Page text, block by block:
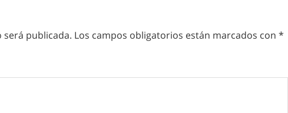
publicada. Los campos obligatorios están marcados con *